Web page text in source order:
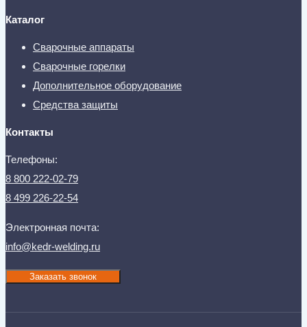
Каталог
Сварочные аппараты
Сварочные горелки
Дополнительное оборудование
Средства защиты
Контакты
Телефоны:
8 800 222-02-79
8 499 226-22-54
Электронная почта:
info@kedr-welding.ru
Заказать звонок